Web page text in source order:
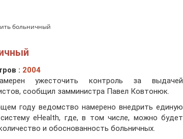
больничный
: 2004
ужесточить контроль за выдачей
сообщил замминистра Павел Ковтонюк.
году ведомство намерено внедрить единую
eHealth, где, в том числе, можно будет
и обоснованность больничных.